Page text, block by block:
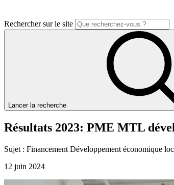
Rechercher sur le site
Lancer la recherche
Résultats 2023: PME MTL
Sujet : Financement Développement économique
12 juin 2024